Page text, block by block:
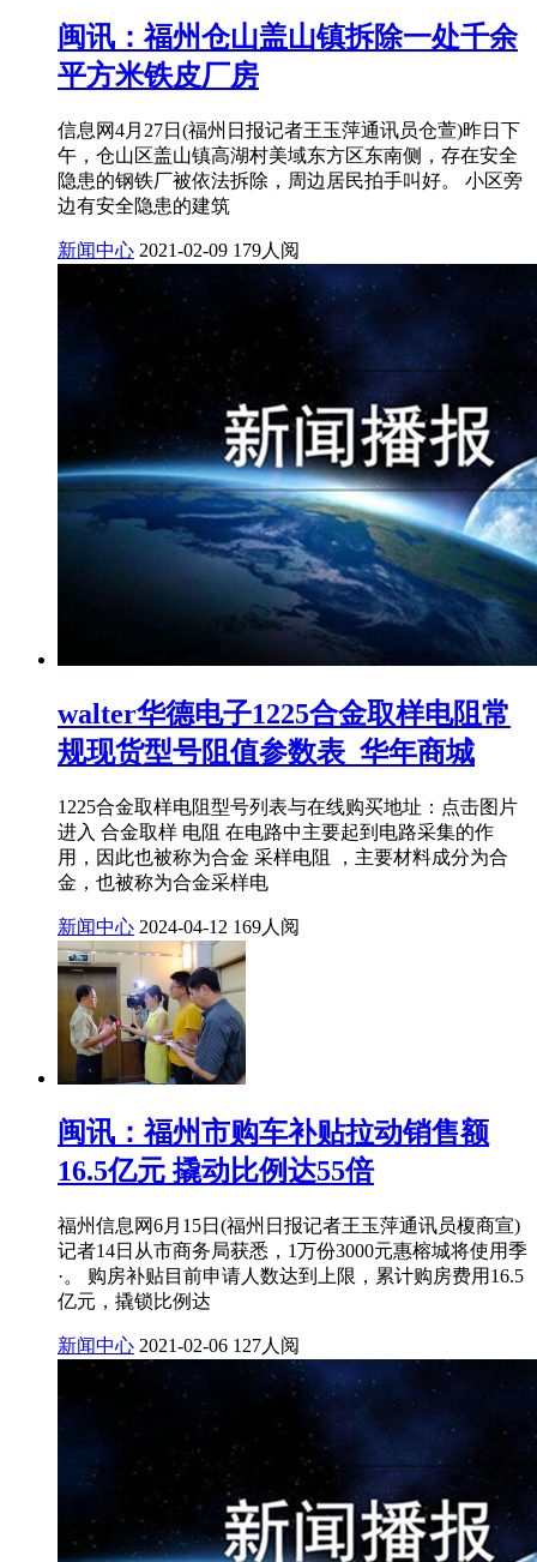
闽讯：福州仓山盖山镇拆除一处千余
平方米铁皮厂房
信息网4月27日(福州日报记者王玉萍通讯员仓萱)昨日下
午，仓山区盖山镇高湖村美域东方区东南侧，存在安全
隐患的钢铁厂被依法拆除，周边居民拍手叫好。 小区旁
边有安全隐患的建筑
新闻中心 2021-02-09 179人阅
walter华德电子1225合金取样电阻常
规现货型号阻值参数表_华年商城
1225合金取样电阻型号列表与在线购买地址：点击图片
进入 合金取样 电阻 在电路中主要起到电路采集的作
用，因此也被称为合金 采样电阻 ，主要材料成分为合
金，也被称为合金采样电
新闻中心 2024-04-12 169人阅
闽讯：福州市购车补贴拉动销售额
16.5亿元 撬动比例达55倍
福州信息网6月15日(福州日报记者王玉萍通讯员榎商宣)
记者14日从市商务局获悉，1万份3000元惠榕城将使用季
·。 购房补贴目前申请人数达到上限，累计购房费用16.5
亿元，撬锁比例达
新闻中心 2021-02-06 127人阅